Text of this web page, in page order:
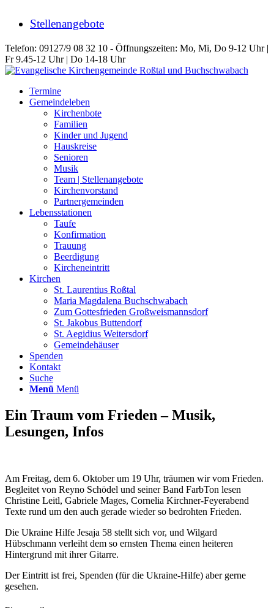
Stellenangebote
Telefon: 09127/9 08 32 10 - Öffnungszeiten: Mo, Mi, Do 9-12 Uhr |
Fr 9.45-12 Uhr | Do 14-18 Uhr
Termine
Gemeindeleben
Kirchenbote
Familien
Kinder und Jugend
Hauskreise
Senioren
Musik
Team | Stellenangebote
Kirchenvorstand
Partnergemeinden
Lebensstationen
Taufe
Konfirmation
Trauung
Beerdigung
Kircheneintritt
Kirchen
St. Laurentius Roßtal
Maria Magdalena Buchschwabach
Zum Gottesfrieden Großweismannsdorf
St. Jakobus Buttendorf
St. Aegidius Weitersdorf
Gemeindehäuser
Spenden
Kontakt
Suche
Menü Menü
Ein Traum vom Frieden – Musik,
Lesungen, Infos
Am Freitag, dem 6. Oktober um 19 Uhr, träumen wir vom Frieden.
Begleitet von Reyno Schödel und seiner Band FarbTon lesen
Christine Leitl, Gabriele Mages, Cornelia Kirchner-Feyerabend
Texte rund um den auch gerade wieder so bedrohten Frieden.
Die Ukraine Hilfe Jesaja 58 stellt sich vor, und Wilgard
Hübschmann verleiht dem so ernsten Thema einen heiteren
Hintergrund mit ihrer Gitarre.
Der Eintritt ist frei, Spenden (für die Ukraine-Hilfe) aber gerne
gesehen.